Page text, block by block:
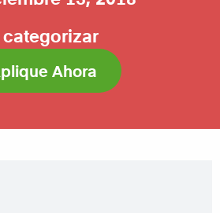
categorizar
Ahora